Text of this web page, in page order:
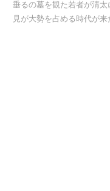
垂るの墓を観た若者が清
見が大勢を占める時代が来